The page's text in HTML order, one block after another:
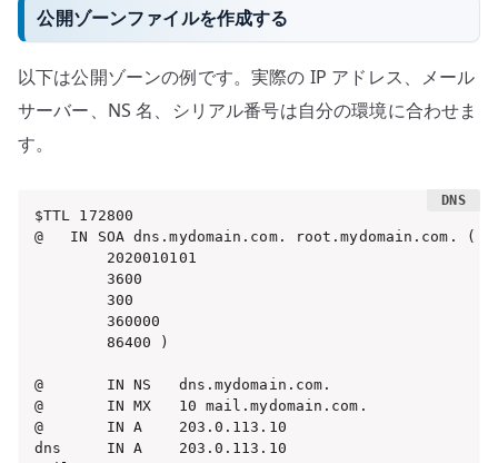
公開ゾーンファイルを作成する
以下は公開ゾーンの例です。実際の IP アドレス、メール
サーバー、NS 名、シリアル番号は自分の環境に合わせま
す。
$TTL 172800
@   IN SOA dns.mydomain.com. root.mydomain.com. (
        2020010101
        3600
        300
        360000
        86400 )
@       IN NS   dns.mydomain.com.
@       IN MX   10 mail.mydomain.com.
@       IN A    203.0.113.10
dns     IN A    203.0.113.10